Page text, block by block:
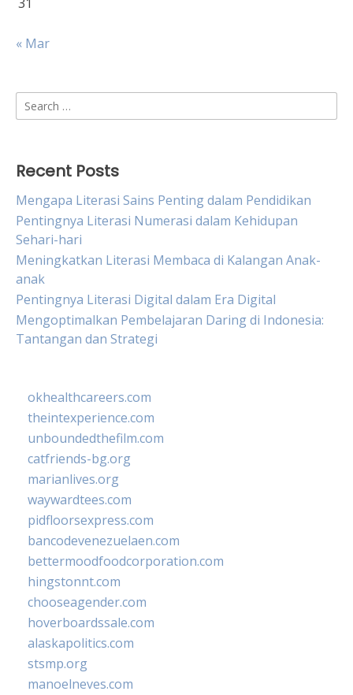
« Mar
Search
for:
Recent Posts
Mengapa Literasi Sains Penting dalam Pendidikan
Pentingnya Literasi Numerasi dalam Kehidupan
Sehari-hari
Meningkatkan Literasi Membaca di Kalangan Anak-
anak
Pentingnya Literasi Digital dalam Era Digital
Mengoptimalkan Pembelajaran Daring di Indonesia:
Tantangan dan Strategi
okhealthcareers.com
theintexperience.com
unboundedthefilm.com
catfriends-bg.org
marianlives.org
waywardtees.com
pidfloorsexpress.com
bancodevenezuelaen.com
bettermoodfoodcorporation.com
hingstonnt.com
chooseagender.com
hoverboardssale.com
alaskapolitics.com
stsmp.org
manoelneves.com